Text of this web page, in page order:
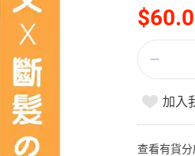
加入
查看有貨分